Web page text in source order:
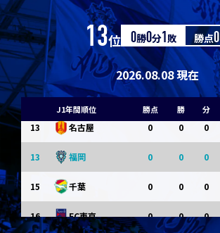
13位 0勝0分1敗 勝点0
2026.08.08 現在
J1年間順位 勝点 勝 分
浦和 0 0
9 横浜FM 0 0
11 水戸 0 0
11 岡山 0 0 0
13 名古屋 0 0 0
13 福岡 0 0 0
15 千葉 0 0 0
16 FC東京 0 0 0